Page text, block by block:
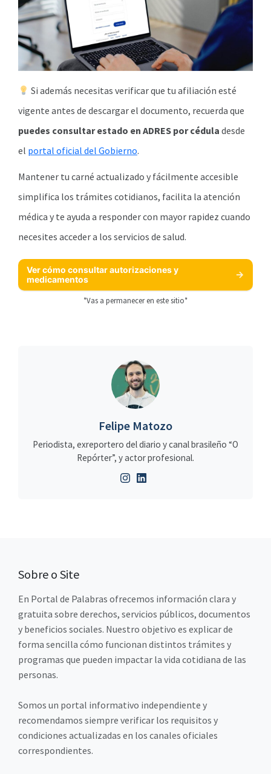
Si además necesitas verificar que tu afiliación esté
vigente antes de descargar el documento, recuerda que
puedes consultar estado en ADRES por cédula desde
el portal oficial del Gobierno.
Mantener tu carné actualizado y fácilmente accesible
simplifica los trámites cotidianos, facilita la atención
médica y te ayuda a responder con mayor rapidez cuando
necesites acceder a los servicios de salud.
Ver cómo consultar autorizaciones y
medicamentos
*Vas a permanecer en este sitio*
Felipe Matozo
Periodista, exreportero del diario y canal brasileño “O
Repórter”, y actor profesional.
Sobre o Site
En Portal de Palabras ofrecemos información clara y
gratuita sobre derechos, servicios públicos, documentos
y beneficios sociales. Nuestro objetivo es explicar de
forma sencilla cómo funcionan distintos trámites y
programas que pueden impactar la vida cotidiana de las
personas.
Somos un portal informativo independiente y
recomendamos siempre verificar los requisitos y
condiciones actualizadas en los canales oficiales
correspondientes.